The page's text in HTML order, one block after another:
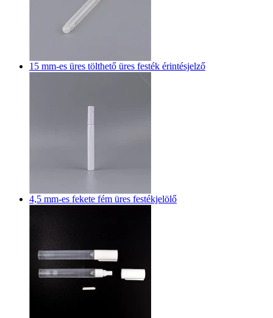
15 mm-es üres tölthető üres festék érintésjelző
4,5 mm-es fekete fém üres festékjelölő